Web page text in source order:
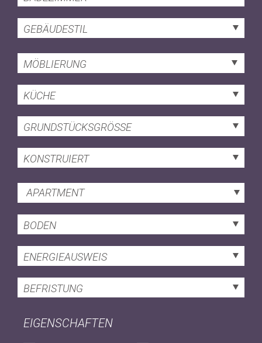
GEBÄUDESTIL
MÖBLIERUNG
KÜCHE
GRUNDSTÜCKSGRÖSSE
KONSTRUIERT
APARTMENT
BODEN
ENERGIEAUSWEIS
BEFRISTUNG
EIGENSCHAFTEN